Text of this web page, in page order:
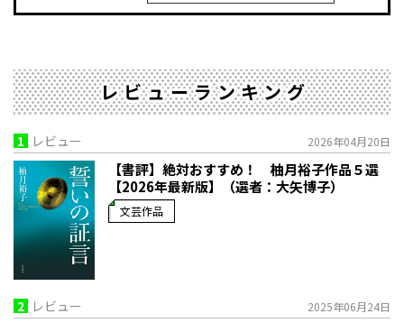
レビューランキング
1 レビュー 2026年04月20日
【書評】絶対おすすめ！ 柚月裕子作品５選
【2026年最新版】（選者：大矢博子）
文芸作品
2 レビュー 2025年06月24日